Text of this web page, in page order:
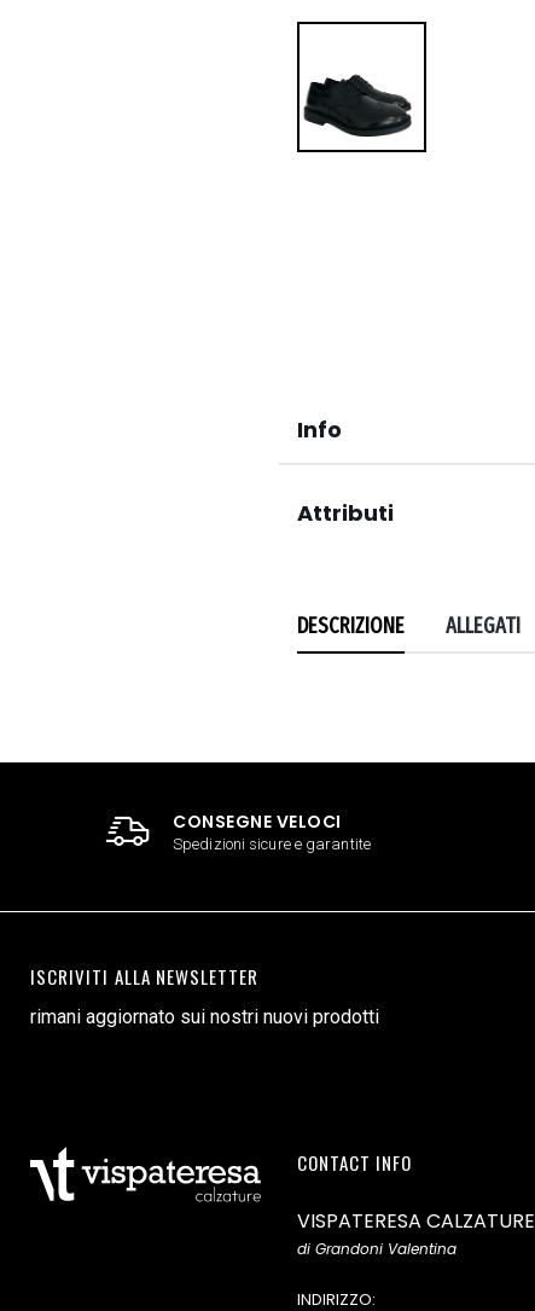
Info
Attributi
DESCRIZIONE ALLEGATI
CONSEGNE VELOCI
Spedizioni sicure e garantite
ISCRIVITI ALLA NEWSLETTER
rimani aggiornato sui nostri nuovi prodotti
CONTACT INFO
VISPATERESA CALZATURE
di Grandoni Valentina
INDIRIZZO: